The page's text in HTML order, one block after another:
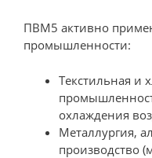
ПВМ5 активно
промышленности:
Текстильная и
охлаждения
Металлургия,
производство